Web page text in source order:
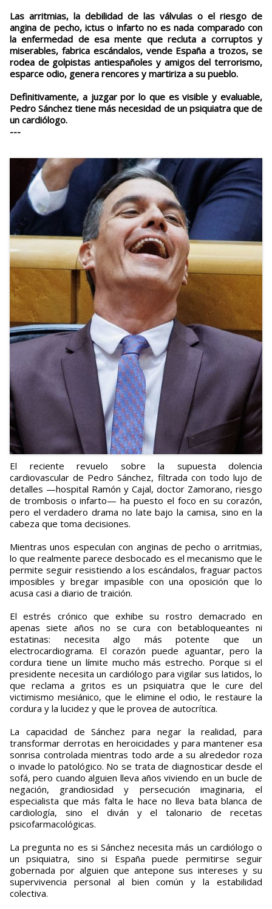
Las arritmias, la debilidad de las válvulas o el riesgo de
angina de pecho, ictus o infarto no es nada comparado con
la enfermedad de esa mente que recluta a corruptos y
miserables, fabrica escándalos, vende España a trozos, se
rodea de golpistas antiespañoles y amigos del terrorismo,
esparce odio, genera rencores y martiriza a su pueblo.
Definitivamente, a juzgar por lo que es visible y evaluable,
Pedro Sánchez tiene más necesidad de un psiquiatra que de
un cardiólogo.
---
El reciente revuelo sobre la supuesta dolencia
cardiovascular de Pedro Sánchez, filtrada con todo lujo de
detalles —hospital Ramón y Cajal, doctor Zamorano, riesgo
de trombosis o infarto— ha puesto el foco en su corazón,
pero el verdadero drama no late bajo la camisa, sino en la
cabeza que toma decisiones.
Mientras unos especulan con anginas de pecho o arritmias,
lo que realmente parece desbocado es el mecanismo que le
permite seguir resistiendo a los escándalos, fraguar pactos
imposibles y bregar impasible con una oposición que lo
acusa casi a diario de traición.
El estrés crónico que exhibe su rostro demacrado en
apenas siete años no se cura con betabloqueantes ni
estatinas: necesita algo más potente que un
electrocardiograma. El corazón puede aguantar, pero la
cordura tiene un límite mucho más estrecho. Porque si el
presidente necesita un cardiólogo para vigilar sus latidos, lo
que reclama a gritos es un psiquiatra que le cure del
victimismo mesiánico, que le elimine el odio, le restaure la
cordura y la lucidez y que le provea de autocrítica.
La capacidad de Sánchez para negar la realidad, para
transformar derrotas en heroicidades y para mantener esa
sonrisa controlada mientras todo arde a su alrededor roza
o invade lo patológico. No se trata de diagnosticar desde el
sofá, pero cuando alguien lleva años viviendo en un bucle de
negación, grandiosidad y persecución imaginaria, el
especialista que más falta le hace no lleva bata blanca de
cardiología, sino el diván y el talonario de recetas
psicofarmacológicas.
La pregunta no es si Sánchez necesita más un cardiólogo o
un psiquiatra, sino si España puede permitirse seguir
gobernada por alguien que antepone sus intereses y su
supervivencia personal al bien común y la estabilidad
colectiva.